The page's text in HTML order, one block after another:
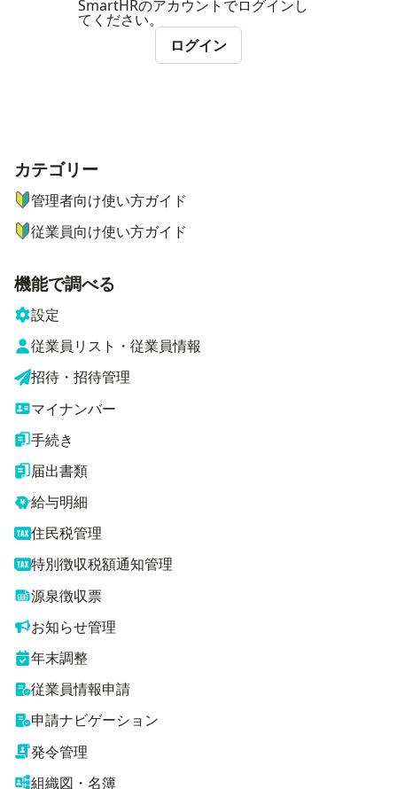
SmartHRのアカウントでログインし
てください。
ログイン
ナビゲーションメニュー
カテゴリー
管理者向け使い方ガイド
従業員向け使い方ガイド
機能で調べる
設定
従業員リスト・従業員情報
招待・招待管理
マイナンバー
手続き
届出書類
給与明細
住民税管理
特別徴収税額通知管理
源泉徴収票
お知らせ管理
年末調整
従業員情報申請
申請ナビゲーション
発令管理
組織図・名簿